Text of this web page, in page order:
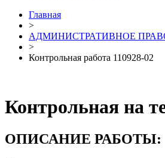
Главная
>
АДМИНИСТРАТИВНОЕ
>
Контрольная работа 110928-02
Контрольная на
ОПИСАНИЕ РАБОТЫ: